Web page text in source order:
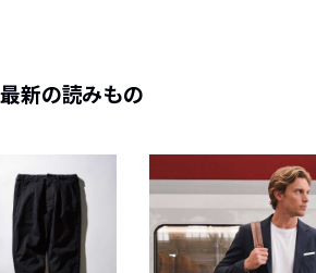
最新の読みもの